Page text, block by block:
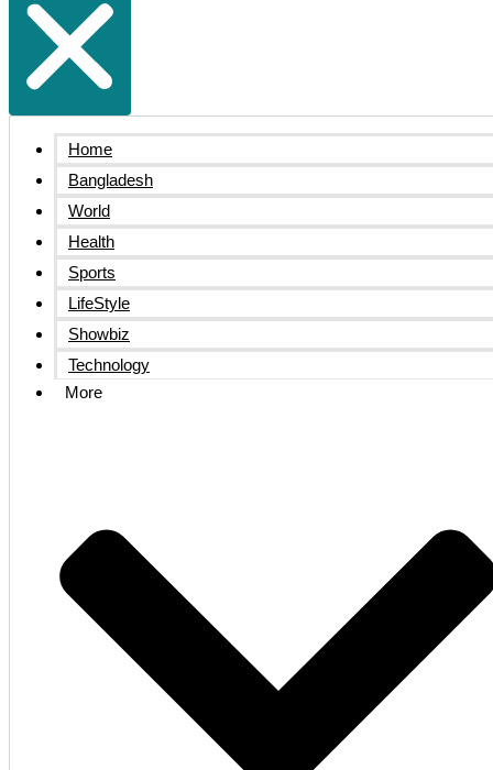
Home
Bangladesh
World
Health
Sports
LifeStyle
Showbiz
Technology
More